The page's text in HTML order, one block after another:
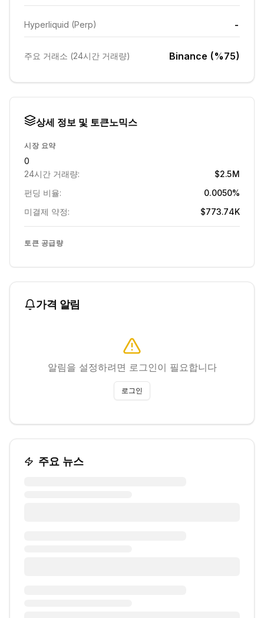
Hyperliquid (Perp) -
주요 거래소 (24시간 거래량) Binance (%75)
상세 정보 및 토큰노믹스
시장 요약
0
24시간 거래량:
$2.5M
펀딩 비율:
0.0050%
미결제 약정:
$773.74K
토큰 공급량
가격 알림
알림을 설정하려면 로그인이 필요합니다
로그인
주요 뉴스